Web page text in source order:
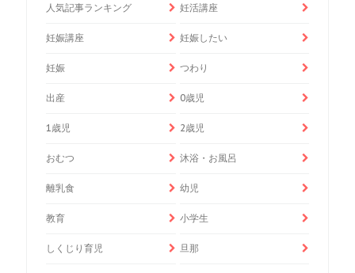
人気記事ランキング 妊活講座
妊娠講座 妊娠したい
妊娠 つわり
出産 0歳児
1歳児 2歳児
おむつ 沐浴・お風呂
離乳食 幼児
教育 小学生
しくじり育児 旦那